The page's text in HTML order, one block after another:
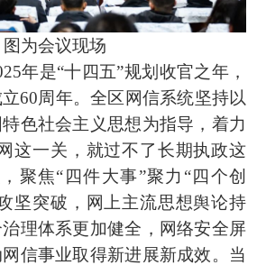
图为会议现场
年是“十四五”规划收官之年，
60周年。全区网信系统坚持以
色社会主义思想为指导，着力
这一关，就过不了长期执政这
聚焦“四件大事”聚力“四个创
坚突破，网上主流思想舆论持
理体系更加健全，网络安全屏
信事业取得新进展新成效。当